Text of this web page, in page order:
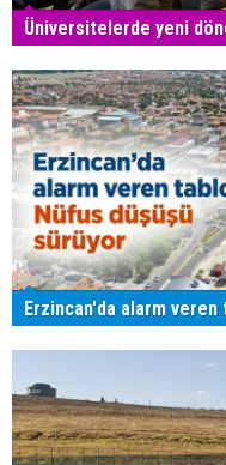
Üniversitelerde yeni
Erzincan'da alarm